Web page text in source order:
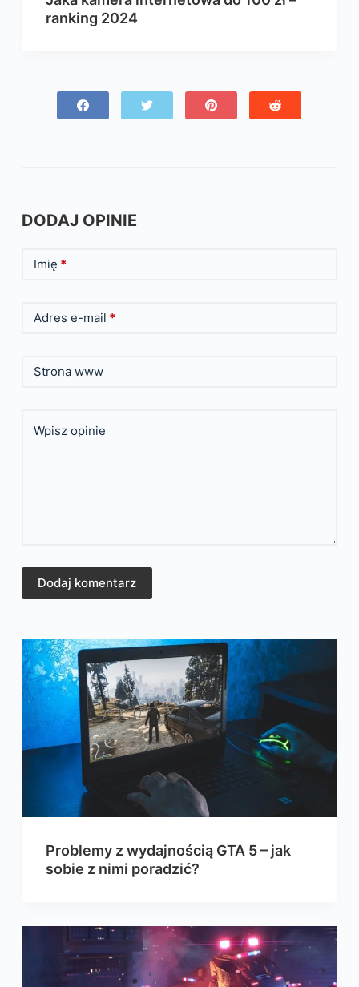
ranking 2024
DODAJ OPINIE
Imię *
Adres e-mail *
Strona www
Wpisz opinie
Dodaj komentarz
Problemy z wydajnością GTA 5 – jak
sobie z nimi poradzić?